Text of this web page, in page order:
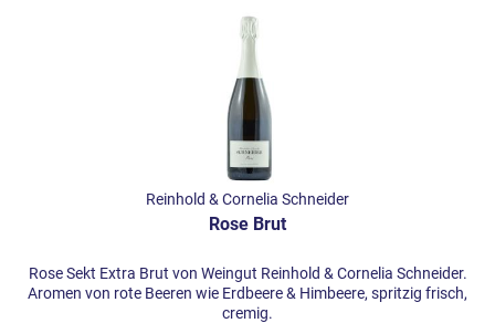
Reinhold & Cornelia Schneider
Rose Brut
Rose Sekt Extra Brut von Weingut Reinhold & Cornelia Schneider.
Aromen von rote Beeren wie Erdbeere & Himbeere, spritzig frisch,
cremig.